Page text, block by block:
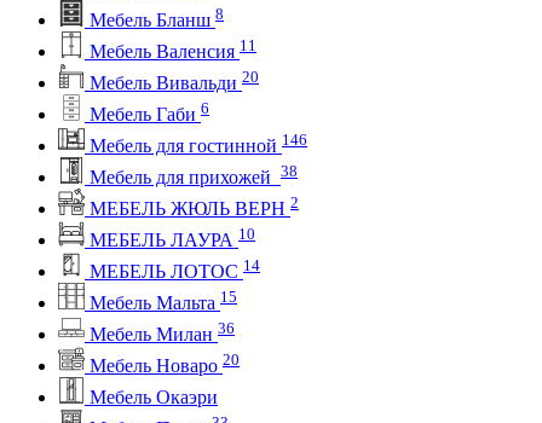
Мебель Бланш 8
Мебель Валенсия 11
Мебель Вивальди 20
Мебель Габи 6
Мебель для гостинной 146
Мебель для прихожей 38
МЕБЕЛЬ ЖЮЛЬ ВЕРН 2
МЕБЕЛЬ ЛАУРА 10
МЕБЕЛЬ ЛОТОС 14
Мебель Мальта 15
Мебель Милан 36
Мебель Новаро 20
Мебель Окаэри